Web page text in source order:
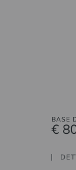
BASE
€